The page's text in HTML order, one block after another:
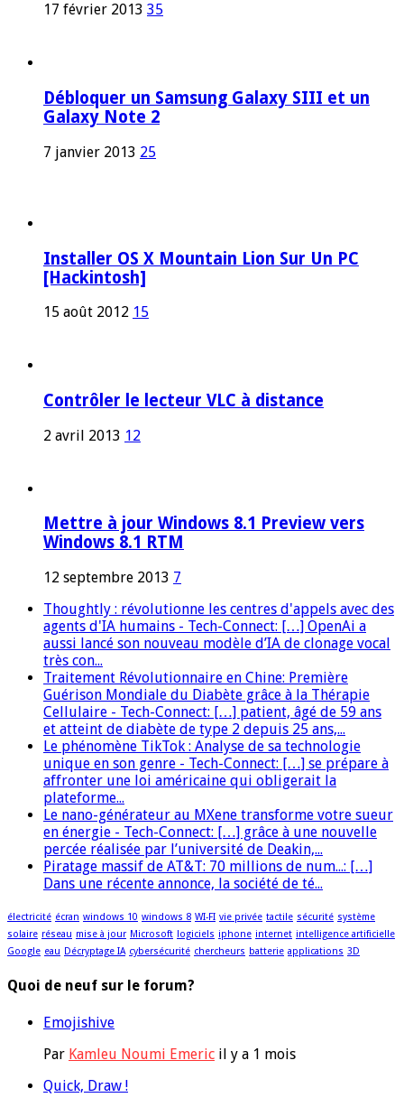
17 février 2013 35
Débloquer un Samsung Galaxy SIII et un
Galaxy Note 2
7 janvier 2013 25
Installer OS X Mountain Lion Sur Un PC
[Hackintosh]
15 août 2012 15
Contrôler le lecteur VLC à distance
2 avril 2013 12
Mettre à jour Windows 8.1 Preview vers
Windows 8.1 RTM
12 septembre 2013 7
Thoughtly : révolutionne les centres d'appels avec des
agents d'IA humains - Tech-Connect: […] OpenAi a
aussi lancé son nouveau modèle d’IA de clonage vocal
très con...
Traitement Révolutionnaire en Chine: Première
Guérison Mondiale du Diabète grâce à la Thérapie
Cellulaire - Tech-Connect: […] patient, âgé de 59 ans
et atteint de diabète de type 2 depuis 25 ans,...
Le phénomène TikTok : Analyse de sa technologie
unique en son genre - Tech-Connect: […] se prépare à
affronter une loi américaine qui obligerait la
plateforme...
Le nano-générateur au MXene transforme votre sueur
en énergie - Tech-Connect: […] grâce à une nouvelle
percée réalisée par l’université de Deakin,...
Piratage massif de AT&T: 70 millions de num...: […]
Dans une récente annonce, la société de té...
électricité écran windows 10 windows 8 WI-FI vie privée tactile sécurité système
solaire réseau mise à jour Microsoft logiciels iphone internet intelligence artificielle
Google eau Décryptage IA cybersécurité chercheurs batterie applications 3D
Quoi de neuf sur le forum?
Emojishive
Par Kamleu Noumi Emeric il y a 1 mois
Quick, Draw !